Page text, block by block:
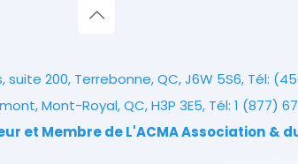
suite 200, Terrebonne, QC, J6W 5S6, Tél:
Mont-Royal, QC, H3P 3E5, Tél: 1 (877)
et Membre de L'ACMA Association &